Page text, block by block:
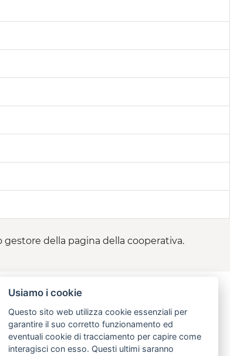
della pagina della cooperativa.
Usiamo i cookie
Questo sito web utilizza cookie essenziali per
garantire il suo corretto funzionamento ed
eventuali cookie di tracciamento per capire come
interagisci con esso. Questi ultimi saranno